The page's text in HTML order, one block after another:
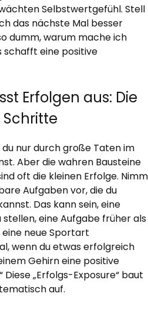
Selbstwertgefühl. Stell
das nächste Mal besser
dumm, warum mache ich
schafft eine positive
Erfolgen aus: Die
nur durch große Taten im
Aber die wahren Bausteine
oft die kleinen Erfolge. Nimm
Aufgaben vor, die du
Das kann sein, eine
stellen, eine Aufgabe früher als
neue Sportart
wenn du etwas erfolgreich
Gehirn eine positive
Diese „Erfolgs-Exposure“ baut
auf.